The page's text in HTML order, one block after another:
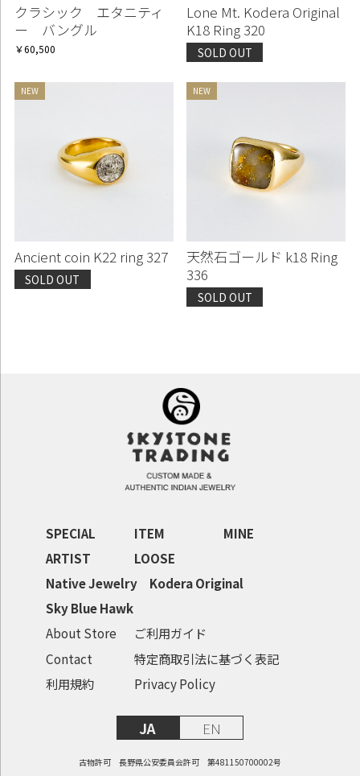
クラシック エタニティ
ー バングル
￥60,500
Lone Mt. Kodera Original
K18 Ring 320
SOLD OUT
Ancient coin K22 ring 327
SOLD OUT
天然石ゴールド k18 Ring
336
SOLD OUT
SPECIAL ITEM
MINE
ARTIST
LOOSE
Native Jewelry
Kodera Original
Sky Blue Hawk
About Store
ご利用ガイド
Contact
特定商取引法に基づく表記
利用規約
Privacy Policy
JA EN
古物許可 長野県公安委員会許可 第481150700002号